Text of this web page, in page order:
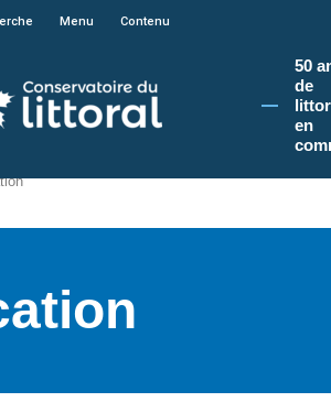
sur le site du Conservatoire du littoral, vous
Menu Contenu
50
de
en